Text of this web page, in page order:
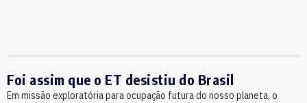
Foi assim que o ET desistiu do Brasil
Em missão exploratória para ocupação futura do nosso planeta, o